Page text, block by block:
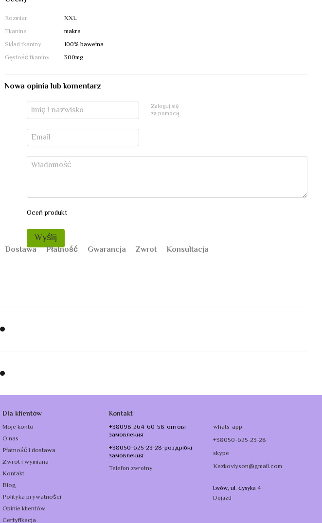
Rozmiar
XXL
Tkanina
makra
Skład tkaniny
100% bawełna
Gęstość tkaniny
300mg
Nowa opinia lub komentarz
Zaloguj się
za pomocą
Oceń produkt
Wyślij
Dostawa Płatność Gwarancja Zwrot Konsultacja
Dla klientów
Moje konto
O nas
Płatność i dostawa
Zwrot i wymiana
Kontakt
Blog
Polityka prywatności
Opinie klientów
Certyfikacja
Kontakt
+38098-264-60-58-оптові
замовлення
+38050-625-23-28-роздрібні
замовлення
Telefon zwrotny
whats-app
+38050-625-23-28
skype
Kazkoviyson@gmail.com
Lwów, ul. Łysyka 4
Dojazd